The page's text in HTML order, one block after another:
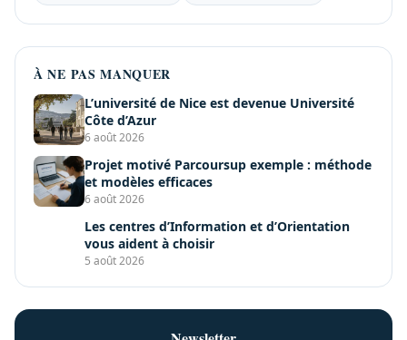
À NE PAS MANQUER
L’université de Nice est devenue Université
Côte d’Azur
6 août 2026
Projet motivé Parcoursup exemple : méthode
et modèles efficaces
6 août 2026
Les centres d’Information et d’Orientation
vous aident à choisir
5 août 2026